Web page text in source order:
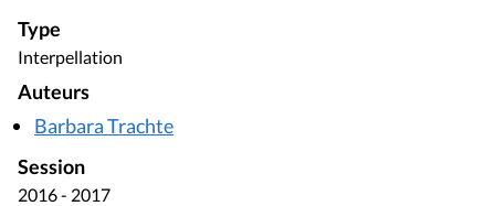
Type
Interpellation
Auteurs
Barbara Trachte
Session
2016 - 2017